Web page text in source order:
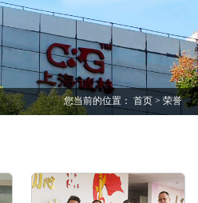
您当前的位置： 首页 > 荣誉